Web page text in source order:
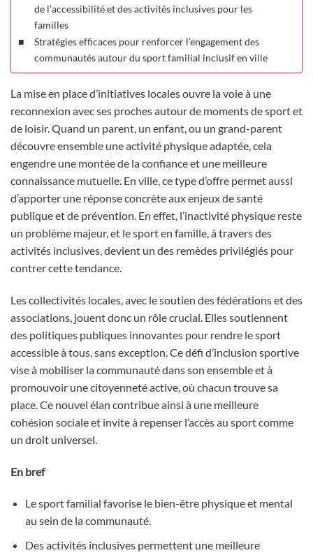
de l’accessibilité et des activités inclusives pour les
familles
Stratégies efficaces pour renforcer l’engagement des
communautés autour du sport familial inclusif en ville
La mise en place d’initiatives locales ouvre la voie à une
reconnexion avec ses proches autour de moments de sport et
de loisir. Quand un parent, un enfant, ou un grand-parent
découvre ensemble une activité physique adaptée, cela
engendre une montée de la confiance et une meilleure
connaissance mutuelle. En ville, ce type d’offre permet aussi
d’apporter une réponse concrète aux enjeux de santé
publique et de prévention. En effet, l’inactivité physique reste
un problème majeur, et le sport en famille, à travers des
activités inclusives, devient un des remèdes privilégiés pour
contrer cette tendance.
Les collectivités locales, avec le soutien des fédérations et des
associations, jouent donc un rôle crucial. Elles soutiennent
des politiques publiques innovantes pour rendre le sport
accessible à tous, sans exception. Ce défi d’inclusion sportive
vise à mobiliser la communauté dans son ensemble et à
promouvoir une citoyenneté active, où chacun trouve sa
place. Ce nouvel élan contribue ainsi à une meilleure
cohésion sociale et invite à repenser l’accès au sport comme
un droit universel.
En bref
Le sport familial favorise le bien-être physique et mental
au sein de la communauté.
Des activités inclusives permettent une meilleure